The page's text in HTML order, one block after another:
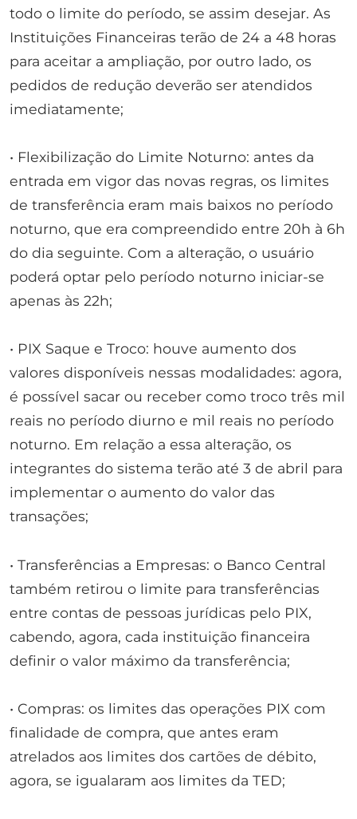
todo o limite do período, se assim desejar. As
Instituições Financeiras terão de 24 a 48 horas
para aceitar a ampliação, por outro lado, os
pedidos de redução deverão ser atendidos
imediatamente;
• Flexibilização do Limite Noturno: antes da
entrada em vigor das novas regras, os limites
de transferência eram mais baixos no período
noturno, que era compreendido entre 20h à 6h
do dia seguinte. Com a alteração, o usuário
poderá optar pelo período noturno iniciar-se
apenas às 22h;
• PIX Saque e Troco: houve aumento dos
valores disponíveis nessas modalidades: agora,
é possível sacar ou receber como troco três mil
reais no período diurno e mil reais no período
noturno. Em relação a essa alteração, os
integrantes do sistema terão até 3 de abril para
implementar o aumento do valor das
transações;
• Transferências a Empresas: o Banco Central
também retirou o limite para transferências
entre contas de pessoas jurídicas pelo PIX,
cabendo, agora, cada instituição financeira
definir o valor máximo da transferência;
• Compras: os limites das operações PIX com
finalidade de compra, que antes eram
atrelados aos limites dos cartões de débito,
agora, se igualaram aos limites da TED;